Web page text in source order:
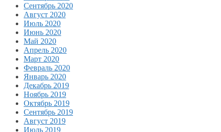
Сентябрь 2020
Август 2020
Июль 2020
Июнь 2020
Май 2020
Апрель 2020
Март 2020
Февраль 2020
Январь 2020
Декабрь 2019
Ноябрь 2019
Октябрь 2019
Сентябрь 2019
Август 2019
Июль 2019